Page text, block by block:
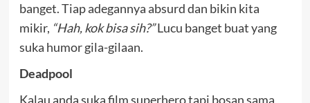
banget. Tiap adegannya absurd dan bikin kita
mikir, “Hah, kok bisa sih?”Lucu banget buat yang
suka humor gila-gilaan.
Deadpool
Kalau anda suka film superhero tapi bosan sama